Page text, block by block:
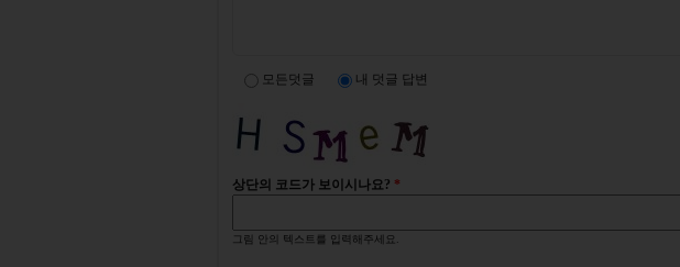
모든덧글 내 덧글 답변
상단의 코드가 보이시나요? *
그림 안의 텍스트를 입력해주세요.